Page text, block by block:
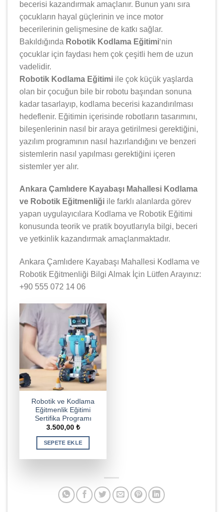
becerisi kazandırmak amaçlanır. Bunun yanı sıra
çocukların hayal güçlerinin ve ince motor
becerilerinin gelişmesine de katkı sağlar.
Bakıldığında Robotik Kodlama Eğitimi‘nin
çocuklar için faydası hem çok çeşitli hem de uzun
vadelidir.
Robotik Kodlama Eğitimi ile çok küçük yaşlarda
olan bir çocuğun bile bir robotu başından sonuna
kadar tasarlayıp, kodlama becerisi kazandırılması
hedeflenir. Eğitimin içerisinde robotların tasarımını,
bileşenlerinin nasıl bir araya getirilmesi gerektiğini,
yazılım programının nasıl hazırlandığını ve benzeri
sistemlerin nasıl yapılması gerektiğini içeren
sistemler yer alır.
Ankara Çamlıdere Kayabaşı Mahallesi Kodlama
ve Robotik Eğitmenliği ile farklı alanlarda görev
yapan uygulayıcılara Kodlama ve Robotik Eğitimi
konusunda teorik ve pratik boyutlarıyla bilgi, beceri
ve yetkinlik kazandırmak amaçlanmaktadır.
Ankara Çamlıdere Kayabaşı Mahallesi Kodlama ve
Robotik Eğitmenliği Bilgi Almak İçin Lütfen Arayınız:
+90 555 072 14 06
Robotik ve Kodlama
Eğitmenlik Eğitimi
Sertifika Programı
3.500,00 ₺
SEPETE EKLE